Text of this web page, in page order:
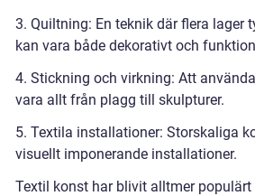
3. Quiltning: En teknik där flera lager
kan vara både dekorativt och
4. Stickning och virkning: Att
vara allt från plagg till skulpturer.
5. Textila installationer: Storskaliga
visuellt imponerande installationer.
Textil konst har blivit alltmer